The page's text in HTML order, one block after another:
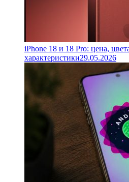
iPhone 18 и 18 Pro: цена,
характеристики29.05.2026